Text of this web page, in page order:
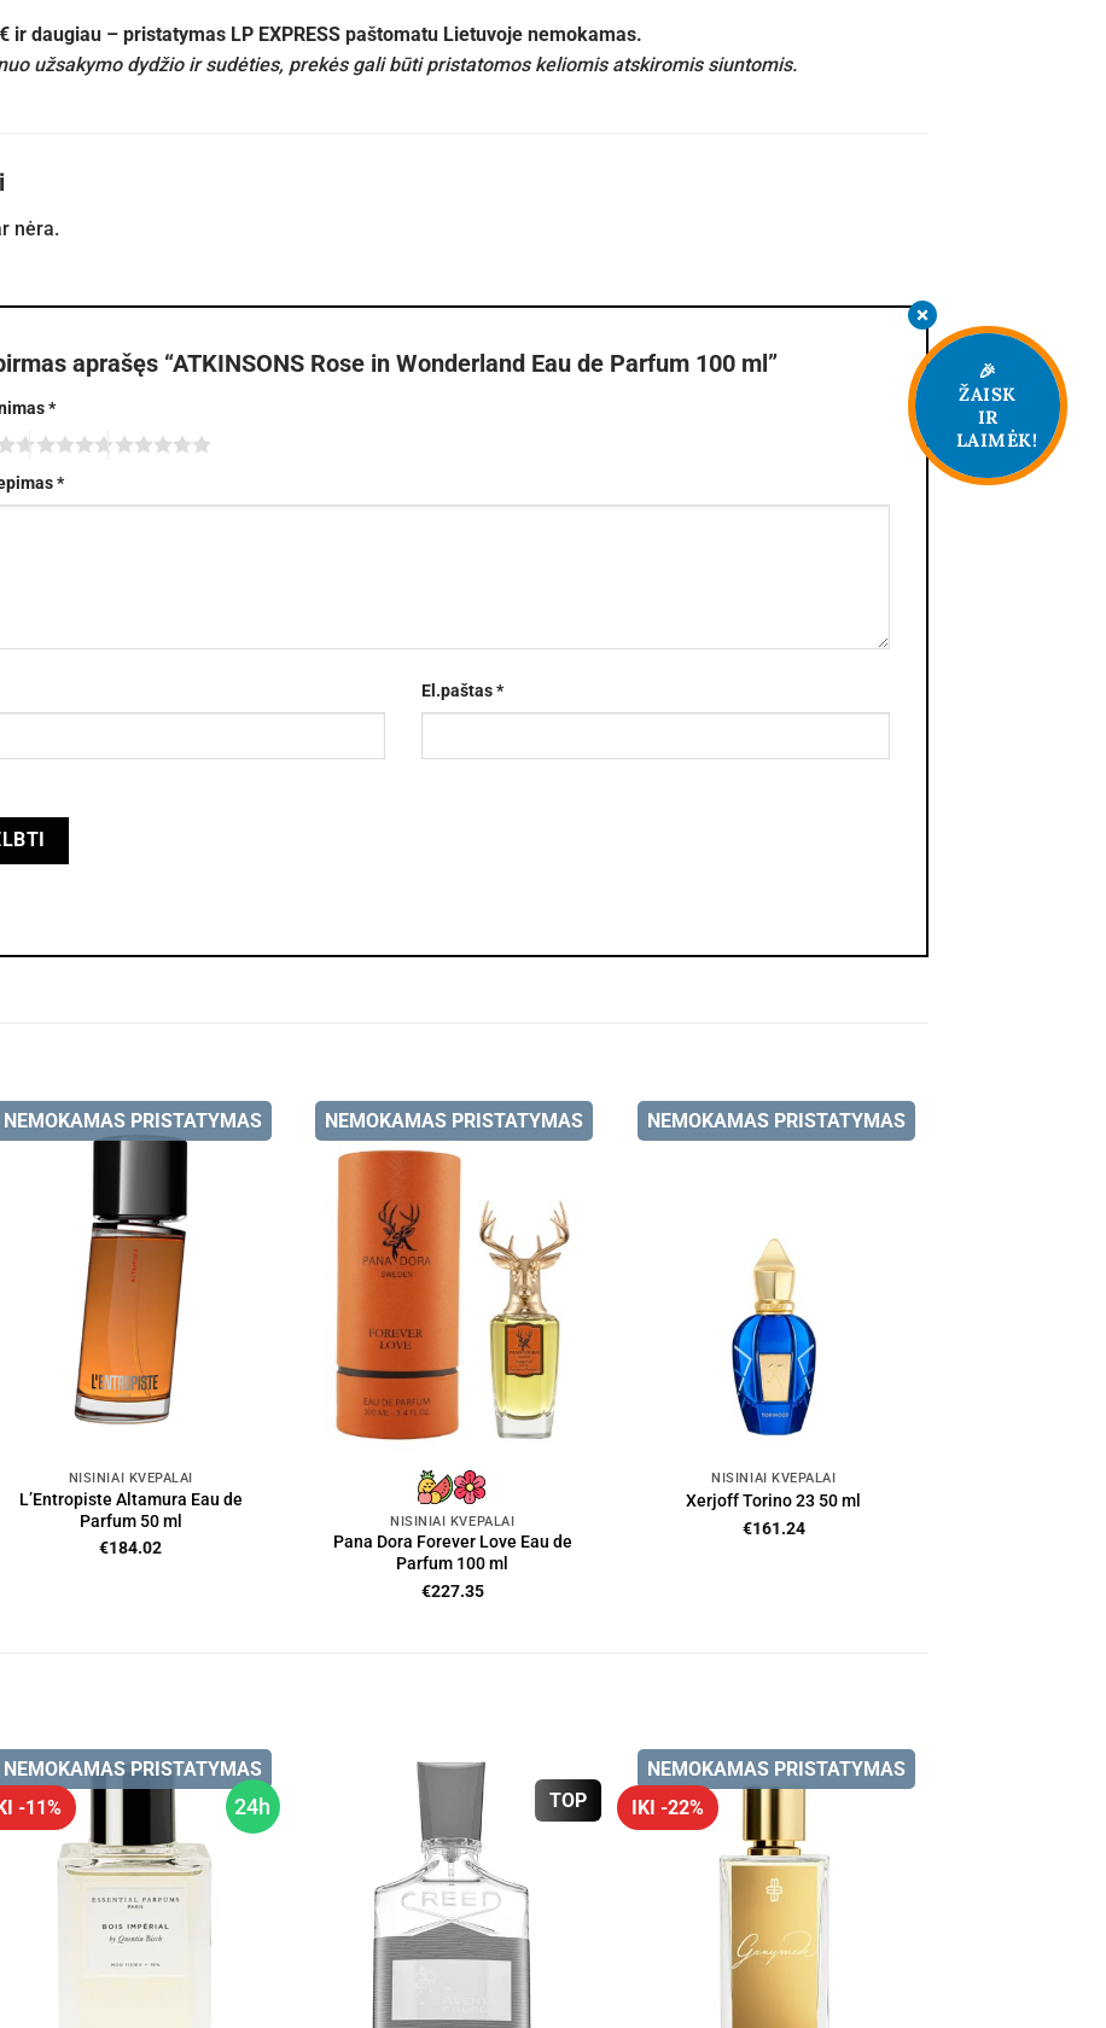
ir daugiau – pristatymas LP EXPRESS paštomatu Lietuvoje nemokamas.
užsakymo dydžio ir sudėties, prekės gali būti pristatomos keliomis atskiromis siuntomis.
nėra.
aprašęs “ATKINSONS Rose in Wonderland Eau de Parfum 100 ml”
*
*
El.paštas*
NEMOKAMAS PRISTATYMAS
NIŠINIAI KVEPALAI
L’Entropiste Altamura Eau de
Parfum 50 ml
€184.02
NEMOKAMAS PRISTATYMAS
NIŠINIAI KVEPALAI
Pana Dora Forever Love Eau de
Parfum 100 ml
€227.35
NEMOKAMAS PRISTATYMAS
NIŠINIAI KVEPALAI
Xerjoff Torino 23 50 ml
€161.24
24h
IKI -11%
NEMOKAMAS PRISTATYMAS
TOP
IKI -22%
NEMOKAMAS PRISTATYMAS
🎉
ŽAISK
IR
LAIMĖK!